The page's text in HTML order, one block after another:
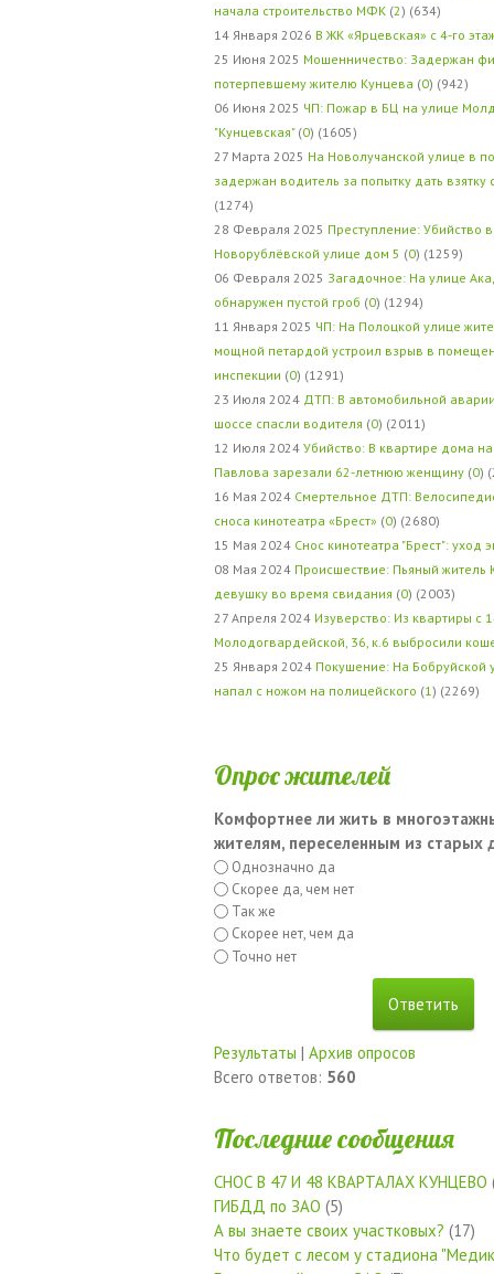
начала строительство МФК (2) (634)
14 Января 2026 В ЖК «Ярцевская» с 4-го
25 Июня 2025 Мошенничество: Задержан
потерпевшему жителю Кунцева (0) (942)
06 Июня 2025 ЧП: Пожар в БЦ на улице
"Кунцевская" (0) (1605)
27 Марта 2025 На Новолучанской улице в
задержан водитель за попытку дать
(1274)
28 Февраля 2025 Преступление: Убийство
Новорублёвской улице дом 5 (0) (1259)
06 Февраля 2025 Загадочное: На улице
обнаружен пустой гроб (0) (1294)
11 Января 2025 ЧП: На Полоцкой улице
мощной петардой устроил взрыв в
инспекции (0) (1291)
23 Июля 2024 ДТП: В автомобильной
шоссе спасли водителя (0) (2011)
12 Июля 2024 Убийство: В квартире дома
Павлова зарезали 62-летнюю женщину (0)
16 Мая 2024 Смертельное ДТП:
сноса кинотеатра «Брест» (0) (2680)
15 Мая 2024 Снос кинотеатра "Брест": уход
08 Мая 2024 Происшествие: Пьяный житель
девушку во время свидания (0) (2003)
27 Апреля 2024 Изуверство: Из квартиры с
Молодогвардейской, 36, к.6 выбросили
25 Января 2024 Покушение: На Бобруйской
напал с ножом на полицейского (1 ) (2269)
Опрос жителей
Комфортнее ли жить в
жителям, переселенным из старых
Однозначно да
Скорее да, чем нет
Так же
Скорее нет, чем да
Точно нет
Результаты | Архив опросов
Всего ответов: 560
Последние сообщения
СНОС В 47 И 48 КВАРТАЛАХ КУНЦЕВО
ГИБДД по ЗАО (5)
А вы знаете своих участковых? (17)
Что будет с лесом у стадиона